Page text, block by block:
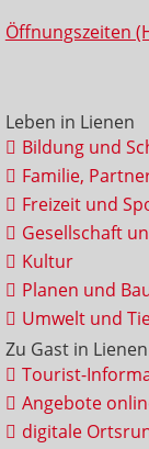
Öffnungszeiten
Leben in Lienen
Bildung und
Familie,
Freizeit und
Gesellschaft
Kultur
Planen und
Umwelt und
Zu Gast in Lienen
Tourist-
Angebote
digitale